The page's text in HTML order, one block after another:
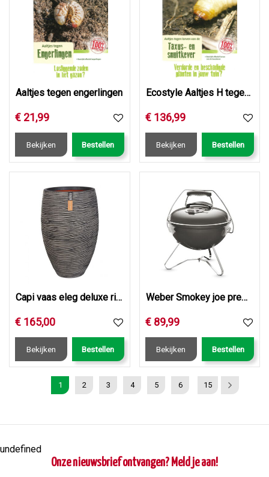
Aaltjes tegen engerlingen
€ 21,99
Bekijken Bestellen
Ecostyle Aaltjes H tegen larven taxus- en snuitkever 250 ml…
€ 136,99
Bekijken Bestellen
Capi vaas eleg deluxe rib nl d45h72 ant
€ 165,00
Bekijken Bestellen
Weber Smokey joe premium d37cm smoke grey
€ 89,99
Bekijken Bestellen
1 2 3 4 5 6 15
undefined
Onze nieuwsbrief ontvangen? Meld je aan!